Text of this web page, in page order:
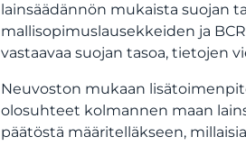
lainsäädännön mukaista suojan
mallisopimuslausekkeiden ja
vastaavaa suojan tasoa, tietojen
Neuvoston mukaan
olosuhteet kolmannen maan
päätöstä määritelläkseen,